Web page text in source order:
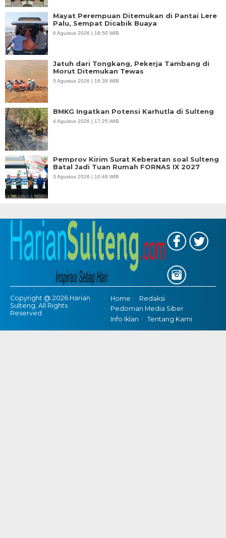
Mayat Perempuan Ditemukan di Pantai Lere
Palu, Sempat Dicabik Buaya
6 Agustus 2026 | 18:50 WIB
Jatuh dari Tongkang, Pekerja Tambang di
Morut Ditemukan Tewas
5 Agustus 2026 | 16:39 WIB
BMKG Ingatkan Potensi Karhutla di Sulteng
4 Agustus 2026 | 17:25 WIB
Pemprov Kirim Surat Keberatan soal Sulteng
Batal Jadi Tuan Rumah FORNAS IX 2027
3 Agustus 2026 | 10:48 WIB
Copyright @ 2026 Harian
Sulteng, All Rights
Reserved
Home
Redaksi
Pedoman Media Siber
Info Iklan
Tentang Kami